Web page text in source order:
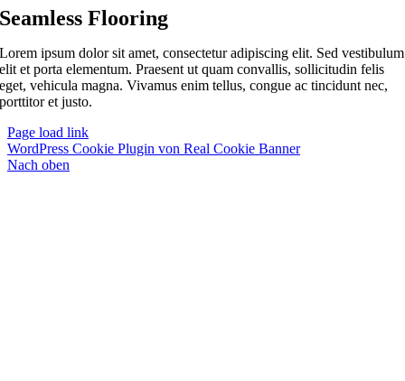
Seamless Flooring
Lorem ipsum dolor sit amet, consectetur adipiscing elit. Sed vestibulum
elit et porta elementum. Praesent ut quam convallis, sollicitudin felis
eget, vehicula magna. Vivamus enim tellus, congue ac tincidunt nec,
porttitor et justo.
Page load link
WordPress Cookie Plugin von Real Cookie Banner
Nach oben